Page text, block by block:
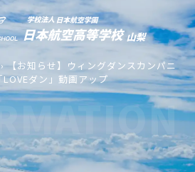
›【お知らせ】ウィングダンスカンパニ
ダン」動画アップ